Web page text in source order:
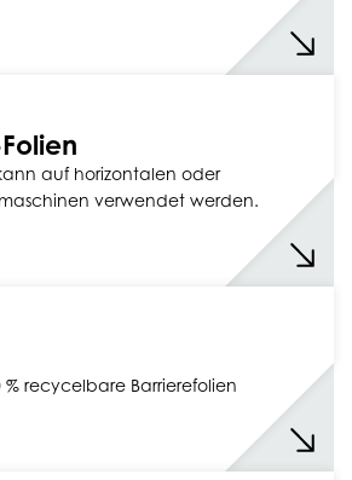
auf horizontalen oder
verwendet werden.
% recycelbare Barrierefolien